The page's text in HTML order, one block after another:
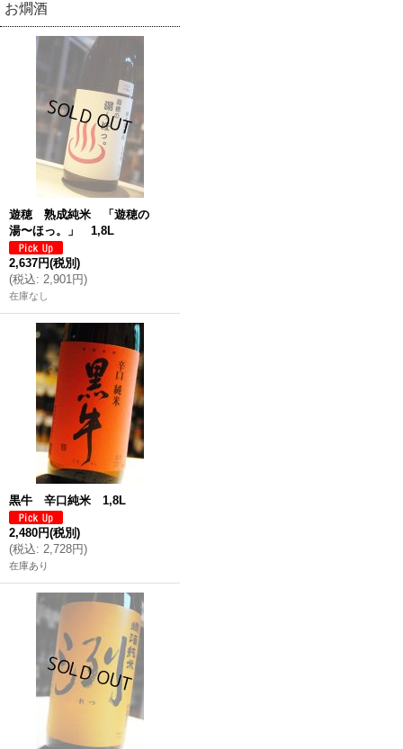
お燗酒
遊穂 熟成純米 「遊穂の
湯〜ほっ。」 1,8L
2,637円(税別)
(税込: 2,901円)
在庫なし
黒牛 辛口純米 1,8L
2,480円(税別)
(税込: 2,728円)
在庫あり